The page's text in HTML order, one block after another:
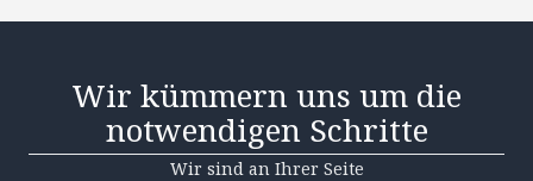
Wir kümmern uns um die
notwendigen Schritte
Wir sind an Ihrer Seite